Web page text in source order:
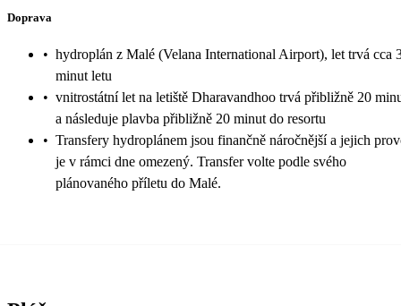
Doprava
• hydroplán z Malé (Velana International Airport), let trvá cca
minut letu
• vnitrostátní let na letiště Dharavandhoo trvá přibližně 20
a následuje plavba přibližně 20 minut do resortu
• Transfery hydroplánem jsou finančně náročnější a jejich
je v rámci dne omezený. Transfer volte podle svého
plánovaného příletu do Malé.